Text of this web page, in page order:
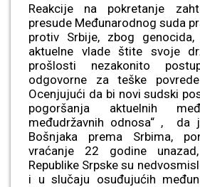
Reakcije na pokretanje
presude Međunarodnog suda
protiv Srbije, zbog
aktuelne vlade štite svoje
prošlosti nezakonito
odgovorne za teške
Ocenjujući da bi novi sudski
pogoršanja aktuelnih
međudržavnih odnosa“ , da
Bošnjaka prema Srbima,
vraćanje 22 godine
Republike Srpske su
i u slučaju osuđujućih